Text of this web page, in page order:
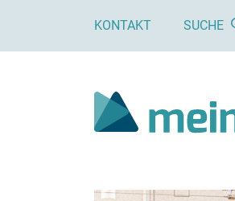
KONTAKT SUCHE